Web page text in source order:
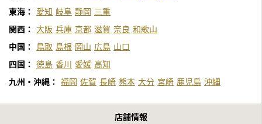
2021年10月1日公開
テレビ東京「所さんの学校では教えてくれないそこんトコロ！」
2021年8月13日公開
テレビ東京「所さんの学校では教えてくれないそこんトコロ！」
（再放送）
2021年7月3日公開
YouTube「山奥で発見した大量の古銭を鑑定してみた」
東海：
愛知 岐阜 静岡 三重
関西： 大阪 兵庫 京都 滋賀 奈良 和歌山
中国：
鳥取 島根 岡山 広島 山口
四国： 徳島 香川 愛媛 高知
九州・沖縄： 福岡 佐賀 長崎 熊本 大分 宮崎 鹿児島 沖縄
店舗情報